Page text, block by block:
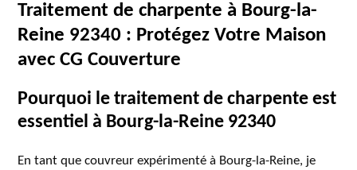
Traitement de charpente à Bourg-la-
Reine 92340 : Protégez Votre Maison
avec CG Couverture
Pourquoi le traitement de charpente est
essentiel à Bourg-la-Reine 92340
En tant que couvreur expérimenté à Bourg-la-Reine, je